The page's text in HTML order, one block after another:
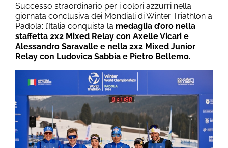
Successo straordinario per i colori azzurri nella
giornata conclusiva dei Mondiali di Winter Triathlon a
Padola: l’Italia conquista la medaglia d’oro nella
staffetta 2x2 Mixed Relay con Axelle Vicari e
Alessandro Saravalle e nella 2x2 Mixed Junior
Relay con Ludovica Sabbia e Pietro Bellemo.